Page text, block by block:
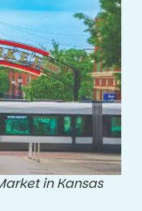
in Kansas